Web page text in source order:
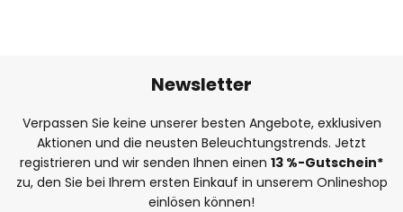
Newsletter
Verpassen Sie keine unserer besten Angebote, exklusiven
Aktionen und die neusten Beleuchtungstrends. Jetzt
registrieren und wir senden Ihnen einen 13 %-Gutschein*
zu, den Sie bei Ihrem ersten Einkauf in unserem Onlineshop
einlösen können!